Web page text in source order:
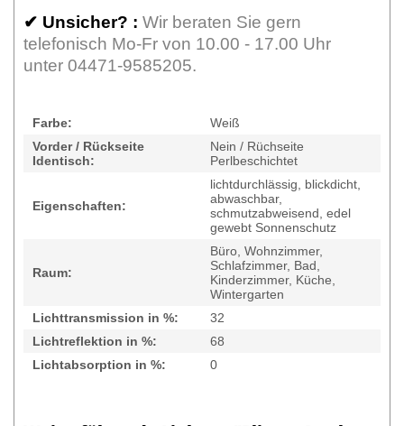
✔ Unsicher? : Wir beraten Sie gern
telefonisch Mo-Fr von 10.00 - 17.00 Uhr
unter 04471-9585205.
Farbe:
Weiß
Vorder / Rückseite
Identisch:
Nein / Rüchseite
Perlbeschichtet
Eigenschaften:
lichtdurchlässig, blickdicht,
abwaschbar,
schmutzabweisend, edel
gewebt Sonnenschutz
Raum:
Büro, Wohnzimmer,
Schlafzimmer, Bad,
Kinderzimmer, Küche,
Wintergarten
Lichttransmission in %:
32
Lichtreflektion in %:
68
Lichtabsorption in %:
0